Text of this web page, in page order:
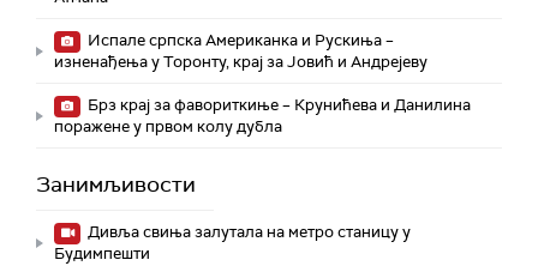
Испале српска Американка и Рускиња –
изненађења у Торонту, крај за Јовић и Андрејеву
Брз крај за фавориткиње – Крунићева и Данилина
поражене у првом колу дубла
Занимљивости
Дивља свиња залутала на метро станицу у
Будимпешти